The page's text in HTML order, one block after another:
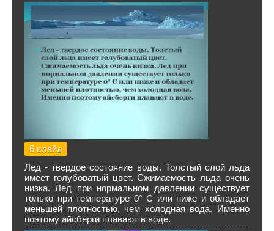
6 слайд
Лед - твердое состояние воды. Толстый слой льда
имеет голубоватый цвет. Сжимаемость льда очень
низка. Лед при нормальном давлении существует
только при температуре 0° С или ниже и обладает
меньшей плотностью, чем холодная вода. Именно
поэтому айсберги плавают в воде.